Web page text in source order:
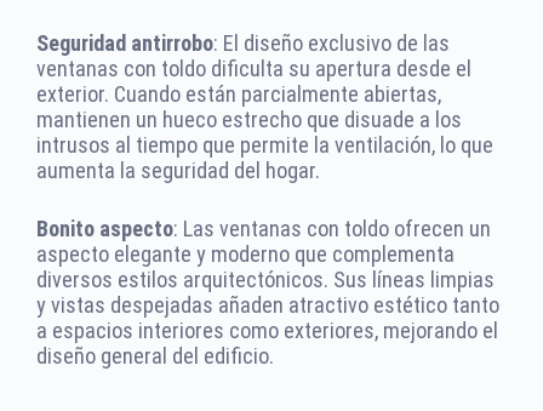
Seguridad antirrobo: El diseño exclusivo de las
ventanas con toldo dificulta su apertura desde el
exterior. Cuando están parcialmente abiertas,
mantienen un hueco estrecho que disuade a los
intrusos al tiempo que permite la ventilación, lo que
aumenta la seguridad del hogar.
Bonito aspecto: Las ventanas con toldo ofrecen un
aspecto elegante y moderno que complementa
diversos estilos arquitectónicos. Sus líneas limpias
y vistas despejadas añaden atractivo estético tanto
a espacios interiores como exteriores, mejorando el
diseño general del edificio.